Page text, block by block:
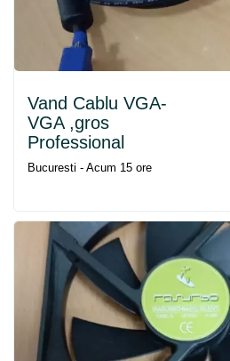
Vand Cablu VGA-
VGA ,gros
Professional
Bucuresti - Acum 15 ore